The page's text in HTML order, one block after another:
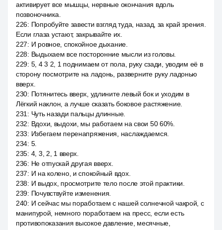
активирует все мышцы, нервные окончания вдоль
позвоночника.
226: Попробуйте завести взгляд туда, назад, за край зрения.
Если глаза устают, закрывайте их.
227: И ровное, спокойное дыхание.
228: Выдыхаем все посторонние мысли из головы.
229: 5, 4 3 2, 1 поднимаем от пола, руку сзади, уводим её в
сторону посмотрите на ладонь, разверните руку ладонью
вверх.
230: Потянитесь вверх, удлините левый бок и уходим в
Лёгкий наклон, а лучше сказать боковое растяжение.
231 : Чуть назади пальцы длинные.
232: Вдохи, выдохи, мы работаем на свои 50 60%.
233: Избегаем перенапряжения, наслаждаемся.
234: 5.
235: 4, 3, 2, 1 вверх.
236: Не отпускай другая вверх.
237: И на колено, и спокойный вдох.
238: И выдох, просмотрите тело после этой практики.
239: Почувствуйте изменения.
240: И сейчас мы поработаем с нашей солнечной чакрой, с
манипурой, немного поработаем на пресс, если есть
противопоказания высокое давление, месячные,